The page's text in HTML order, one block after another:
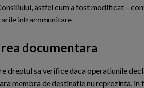
astfel cum a fost modificat –
intracomunitare.
documentara
dreptul sa verifice daca operatiunile
membra de destinatie nu reprezinta, in